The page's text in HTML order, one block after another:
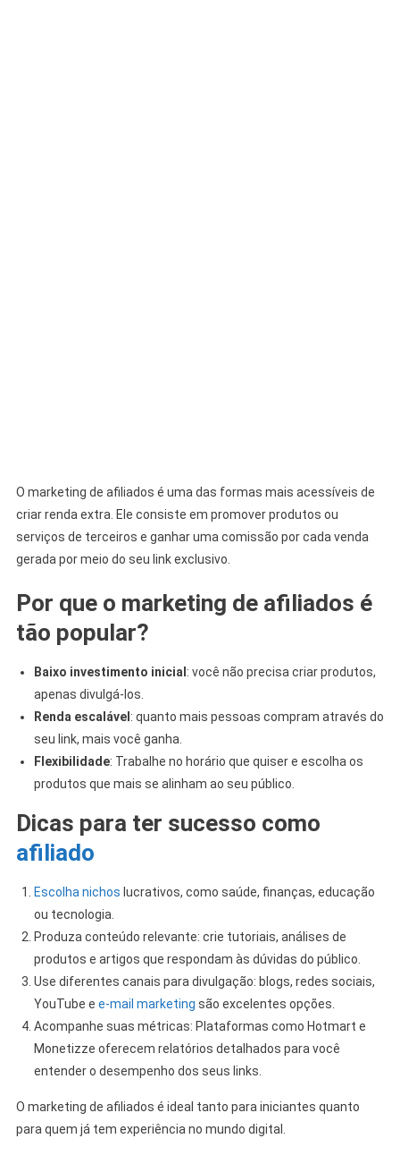
O marketing de afiliados é uma das formas mais acessíveis de
criar renda extra. Ele consiste em promover produtos ou
serviços de terceiros e ganhar uma comissão por cada venda
gerada por meio do seu link exclusivo.
Por que o marketing de afiliados é
tão popular?
Baixo investimento inicial : você não precisa criar produtos,
apenas divulgá-los.
Renda escalável : quanto mais pessoas compram através do
seu link, mais você ganha.
Flexibilidade: Trabalhe no horário que quiser e escolha os
produtos que mais se alinham ao seu público.
Dicas para ter sucesso como
afiliado
Escolha nichos lucrativos, como saúde, finanças, educação
ou tecnologia.
Produza conteúdo relevante: crie tutoriais, análises de
produtos e artigos que respondam às dúvidas do público.
Use diferentes canais para divulgação: blogs, redes sociais,
YouTube e e-mail marketing são excelentes opções.
Acompanhe suas métricas: Plataformas como Hotmart e
Monetizze oferecem relatórios detalhados para você
entender o desempenho dos seus links.
O marketing de afiliados é ideal tanto para iniciantes quanto
para quem já tem experiência no mundo digital.